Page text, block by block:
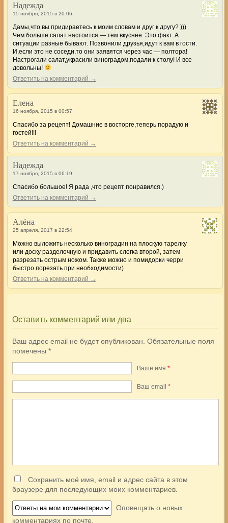
Надежда
15 ноября, 2015 в 20:06
Дамы,что вы придираетесь к моим словам и друг к другу? )))
Чем больше салат настоится — тем вкуснее. Это факт. А
ситуации разные бывают. Позвонили друзья,идут к вам в гости.
И,если это не соседи,то они заявятся через час — полтора!
Настрогали салат,украсили виноградом,подали к столу! И все
довольны!
Ответить на комментарий →
Елена
16 ноября, 2015 в 00:57
Спасибо за рецепт! Домашние в восторге,теперь порадую и
гостей!!!
Ответить на комментарий →
Надежда
17 ноября, 2015 в 06:19
Спасибо большое! Я рада ,что рецепт понравился.)
Ответить на комментарий →
Алёна
25 апреля, 2017 в 22:54
Можно выложить несколько виноградин на плоскую тарелку
или доску разделочную и придавить слегка второй, затем
разрезать острым ножом. Также можно и помидорки черри
быстро порезать при необходимости)
Ответить на комментарий →
Оставить комментарий или два
Ваш адрес email не будет опубликован. Обязательные поля
помечены *
Ваше имя *
Ваш еmail *
Сохранить моё имя, email и адрес сайта в этом
браузере для последующих моих комментариев.
Оповещать о новых
комментариях по почте.